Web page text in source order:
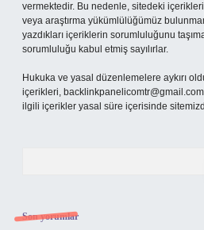
vermektedir. Bu nedenle, sitedeki
veya araştırma yükümlülüğümüz
yazdıkları içeriklerin sorumluluğunu
sorumluluğu kabul etmiş sayılırlar.
Hukuka ve yasal düzenlemelere aykırı
içerikleri, backlinkpanelicomtr@gmail.com
ilgili içerikler yasal süre içerisinde
Son yorumlar